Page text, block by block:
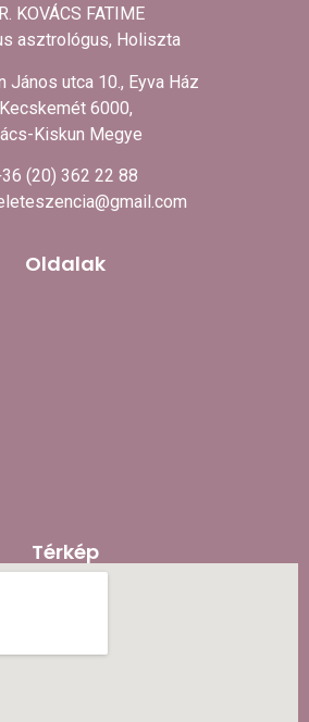
KOVÁCS FATIME
asztrológus, Holiszta
János utca 10., Eyva Ház
Kecskemét 6000,
Kiskun Megye
(20) 362 22 88
Oldalak
Térkép